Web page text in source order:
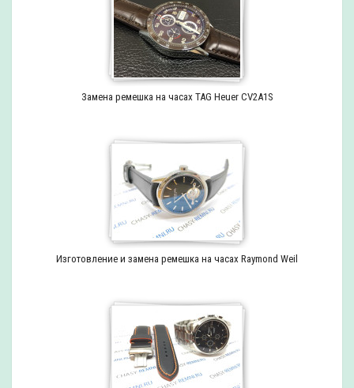
Замена ремешка на часах TAG Heuer CV2A1S
Изготовление и замена ремешка на часах Raymond Weil